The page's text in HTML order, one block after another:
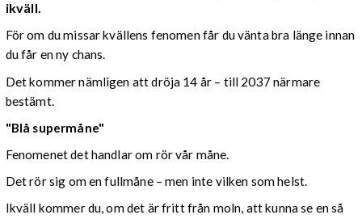
ikväll.
För om du missar kvällens fenomen får du vänta bra länge innan
du får en ny chans.
Det kommer nämligen att dröja 14 år – till 2037 närmare
bestämt.
"Blå supermåne"
Fenomenet det handlar om rör vår måne.
Det rör sig om en fullmåne – men inte vilken som helst.
Ikväll kommer du, om det är fritt från moln, att kunna se en så